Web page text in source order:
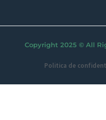
Copyright 2025 © All
Politica de